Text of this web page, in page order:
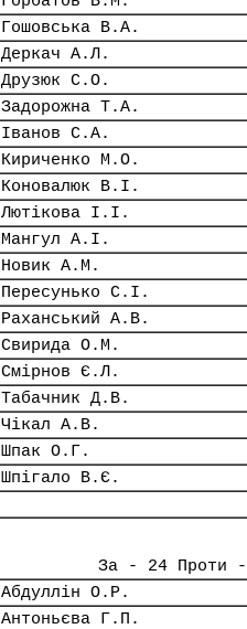
Гошовська В.А.
Деркач А.Л.
Друзюк С.О.
Задорожна Т.А.
Іванов С.А.
Кириченко М.О.
Коновалюк В.І.
Лютікова І.І.
Мангул А.І.
Новик А.М.
Пересунько С.І.
Раханський А.В.
Свирида О.М.
Смірнов Є.Л.
Табачник Д.В.
Чікал А.В.
Шпак О.Г.
Шпігало В.Є.
За - 24 Проти -
Абдуллін О.Р.
Антоньєва Г.П.